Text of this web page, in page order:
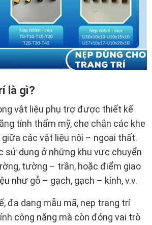
là gì?
vật liệu phụ trợ được thiết kế
tính thẩm mỹ, che chắn các khe
các vật liệu nội – ngoại thất.
sử dụng ở những khu vực chuyển
tường – trần, hoặc điểm giao
như gỗ – gạch, gạch – kính, v.v.
đa dạng mẫu mã, nẹp trang trí
công năng mà còn đóng vai trò